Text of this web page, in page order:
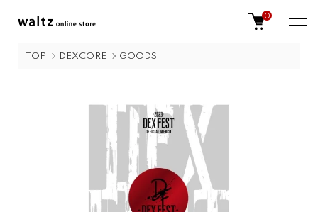
0
TOP DEXCORE GOODS